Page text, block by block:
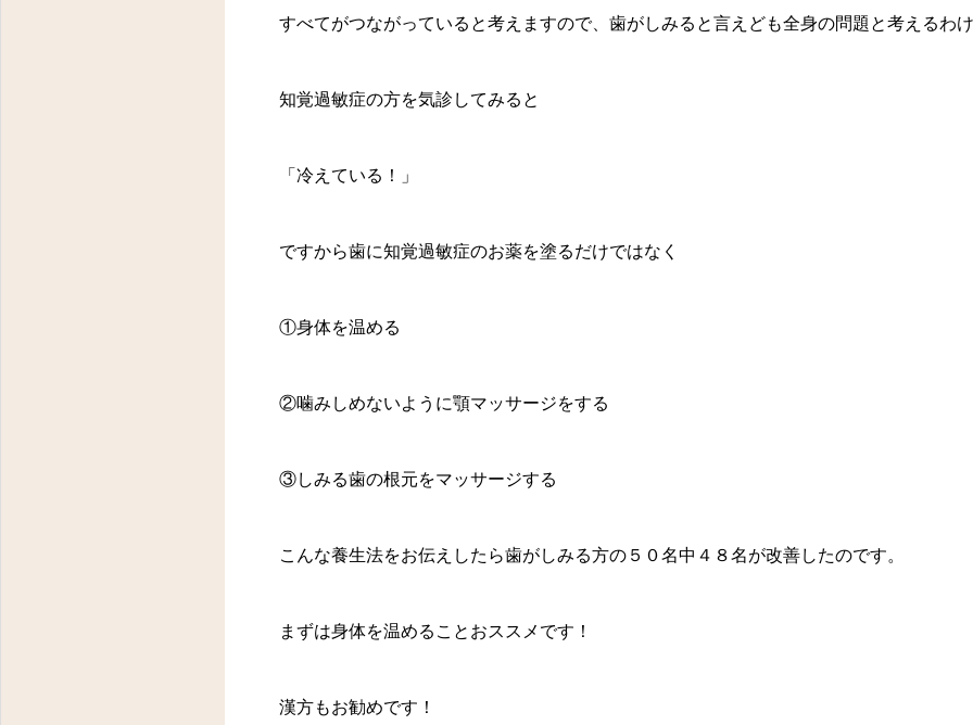
すべてがつながっていると考えますので、歯がしみると言えども全身の問題と考えるわ
知覚過敏症の方を気診してみると
「冷えている！」
ですから歯に知覚過敏症のお薬を塗るだけではなく
①身体を温める
②噛みしめないように顎マッサージをする
③しみる歯の根元をマッサージする
こんな養生法をお伝えしたら歯がしみる方の５０名中４８名が改善したのです。
まずは身体を温めることおススメです！
漢方もお勧めです！